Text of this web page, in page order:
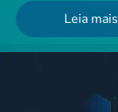
Leia mais